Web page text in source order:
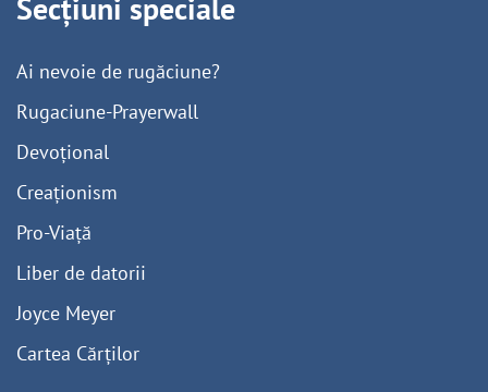
Secțiuni speciale
Ai nevoie de rugăciune?
Rugaciune-Prayerwall
Devoțional
Creaționism
Pro-Viață
Liber de datorii
Joyce Meyer
Cartea Cărților